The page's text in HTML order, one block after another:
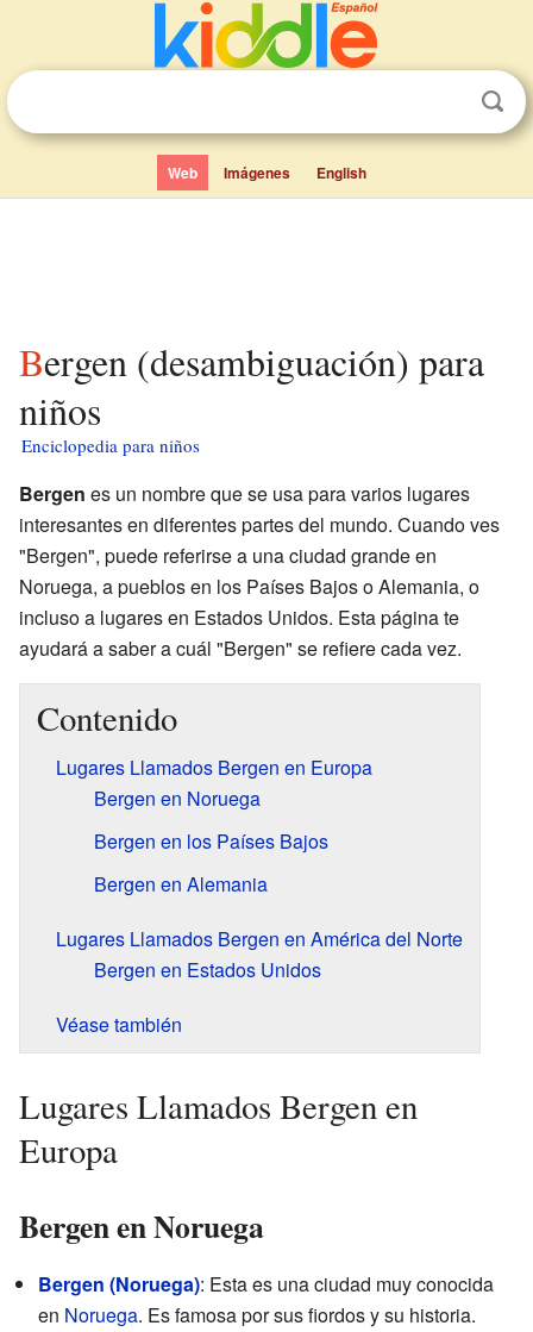
Web Imágenes English
Bergen (desambiguación) para
niños
Enciclopedia para niños
Bergen es un nombre que se usa para varios lugares
interesantes en diferentes partes del mundo. Cuando ves
"Bergen", puede referirse a una ciudad grande en
Noruega, a pueblos en los Países Bajos o Alemania, o
incluso a lugares en Estados Unidos. Esta página te
ayudará a saber a cuál "Bergen" se refiere cada vez.
Contenido
Lugares Llamados Bergen en Europa
Bergen en Noruega
Bergen en los Países Bajos
Bergen en Alemania
Lugares Llamados Bergen en América del Norte
Bergen en Estados Unidos
Véase también
Lugares Llamados Bergen en
Europa
Bergen en Noruega
Bergen (Noruega): Esta es una ciudad muy conocida
en Noruega. Es famosa por sus fiordos y su historia.